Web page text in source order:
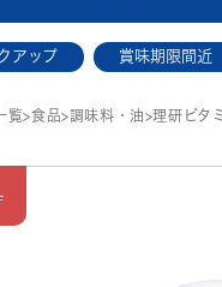
アップ 賞味期限間近
覧>食品>調味料・油>理研ビタ